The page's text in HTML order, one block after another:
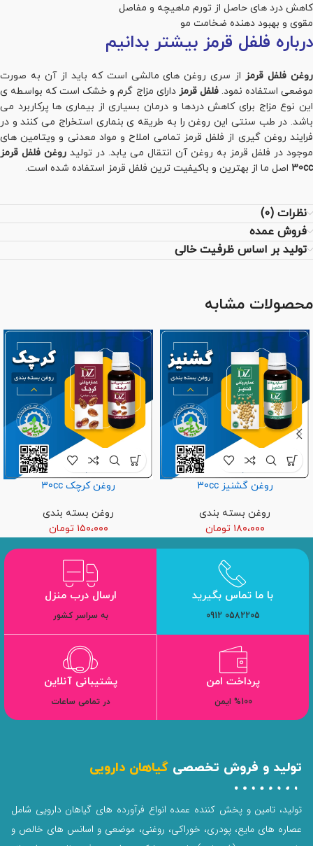
کاهش درد های حاصل از تورم ماهیچه و مفاصل
مقوی و بهبود دهنده ضخامت مو
درباره فلفل قرمز بیشتر بدانیم
روغن فلفل قرمزاز سری روغن های مالشی است که باید از آن به صورت
موضعی استفاده نمود.فلفل قرمز دارای مزاج گرم و خشک است که بواسطه ی
این نوع مزاج برای کاهش دردها و درمان بسیاری از بیماری ها پرکاربرد می
باشد. در طب سنتی این روغن را به طریقه ی بنماری استخراج می کنند و در
فرایند روغن گیری از فلفل قرمز تمامی املاح و مواد معدنی و ویتامین های
موجود در فلفل قرمز به روغن آن انتقال می یابد. در تولید روغن فلفل قرمز
30cc اصل ما از بهترین و باکیفیت ترین فلفل قرمز استفاده شده است.
نظرات (0)
فروش عمده
تولید بر اساس ظرفیت خالی
محصولات مشابه
روغن گشنیز 30cc
روغن بسته بندی
۱۸۰،۰۰۰ تومان
روغن کرچک 30cc
روغن بسته بندی
۱۵۰،۰۰۰ تومان
با ما تماس بگیرید
0582205 0912
ارسال درب منزل
به سراسر کشور
پرداخت امن
%100 ایمن
پشتیبانی آنلاین
در تمامی ساعات
تولید و فروش تخصصی گیاهان دارویی
تولید، تامین و پخش کننده عمده انواع فرآورده های گیاهان دارویی شامل
عصاره های مایع، پودری، خوراکی، روغنی، موضعی و اسانس های خالص و